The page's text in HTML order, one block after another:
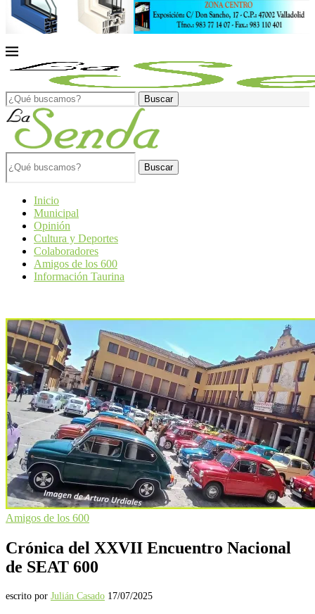
Buscar
Inicio
Municipal
Opinión
Cultura y Deportes
Colaboradores
Amigos de los 600
Información Taurina
Amigos de los 600
Crónica del XXVII Encuentro Nacional
de SEAT 600
escrito por Julián Casado 17/07/2025